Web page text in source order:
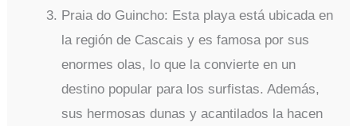
Praia do Guincho: Esta playa está ubicada en
la región de Cascais y es famosa por sus
enormes olas, lo que la convierte en un
destino popular para los surfistas. Además,
sus hermosas dunas y acantilados la hacen